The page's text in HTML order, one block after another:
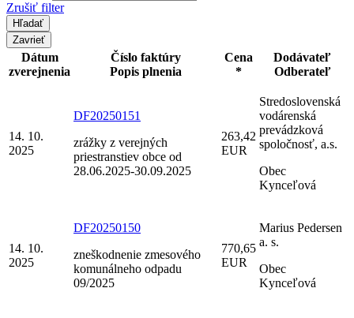
Zrušiť filter
Zavrieť
Dátum
zverejnenia
Číslo faktúry
Popis plnenia
Cena
*
Dodávateľ
Odberateľ
14. 10.
2025
DF20250151
zrážky z verejných
priestranstiev obce od
28.06.2025-30.09.2025
263,42
EUR
Stredoslovenská
vodárenská
prevádzková
spoločnosť, a.s.
Obec
Kynceľová
14. 10.
2025
DF20250150
zneškodnenie zmesového
komunálneho odpadu
09/2025
770,65
EUR
Marius Pedersen
a. s.
Obec
Kynceľová